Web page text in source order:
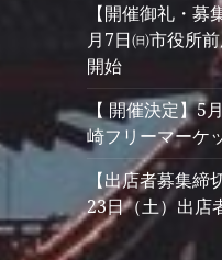
【開催御礼・
月7日㈰市役所
開始
【 開催決定】5
崎フリーマーケ
【出店者募集
23日（土）出店